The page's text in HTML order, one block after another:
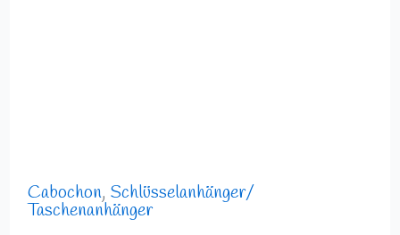
Cabochon, Schlüsselanhänger/
Taschenanhänger